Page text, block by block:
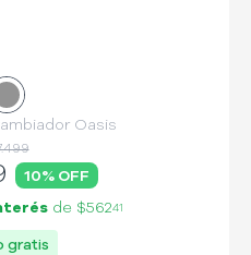
Oasis
10% OFF
de $56241
gratis